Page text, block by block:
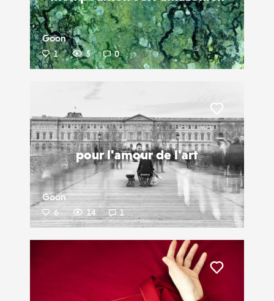
Goon
1 5 0
pour l'amour de l'art
Goon
6 14 1